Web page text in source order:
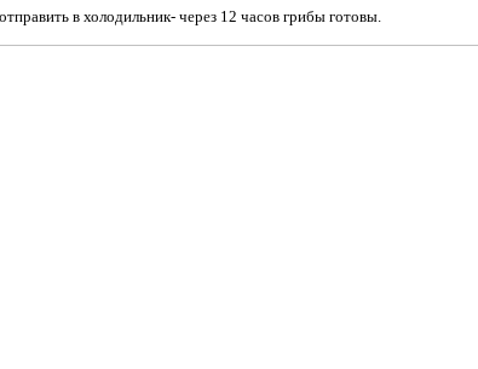
в холодильник- через 12 часов грибы готовы.